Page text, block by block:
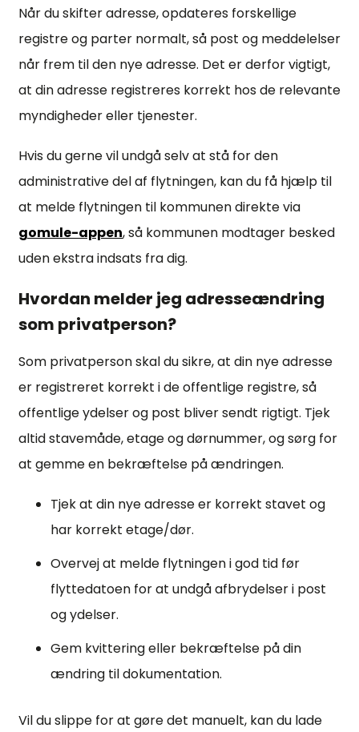
Når du skifter adresse, opdateres forskellige
registre og parter normalt, så post og meddelelser
når frem til den nye adresse. Det er derfor vigtigt,
at din adresse registreres korrekt hos de relevante
myndigheder eller tjenester.
Hvis du gerne vil undgå selv at stå for den
administrative del af flytningen, kan du få hjælp til
at melde flytningen til kommunen direkte via
gomule-appen, så kommunen modtager besked
uden ekstra indsats fra dig.
Hvordan melder jeg adresseændring
som privatperson?
Som privatperson skal du sikre, at din nye adresse
er registreret korrekt i de offentlige registre, så
offentlige ydelser og post bliver sendt rigtigt. Tjek
altid stavemåde, etage og dørnummer, og sørg for
at gemme en bekræftelse på ændringen.
Tjek at din nye adresse er korrekt stavet og
har korrekt etage/dør.
Overvej at melde flytningen i god tid før
flyttedatoen for at undgå afbrydelser i post
og ydelser.
Gem kvittering eller bekræftelse på din
ændring til dokumentation.
Vil du slippe for at gøre det manuelt, kan du lade